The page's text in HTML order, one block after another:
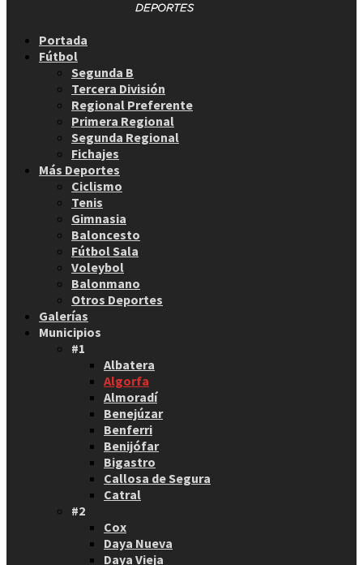
Portada
Fútbol
Segunda B
Tercera División
Regional Preferente
Primera Regional
Segunda Regional
Fichajes
Más Deportes
Ciclismo
Tenis
Gimnasia
Baloncesto
Fútbol Sala
Voleybol
Balonmano
Otros Deportes
Galerías
Municipios
#1
Albatera
Algorfa
Almoradí
Benejúzar
Benferri
Benijófar
Bigastro
Callosa de Segura
Catral
#2
Cox
Daya Nueva
Daya Vieja